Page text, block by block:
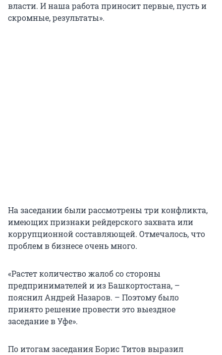
власти. И наша работа приносит первые, пусть и
скромные, результаты».
На заседании были рассмотрены три конфликта,
имеющих признаки рейдерского захвата или
коррупционной составляющей. Отмечалось, что
проблем в бизнесе очень много.
«Растет количество жалоб со стороны
предпринимателей и из Башкортостана, –
пояснил Андрей Назаров. – Поэтому было
принято решение провести это выездное
заседание в Уфе».
По итогам заседания Борис Титов выразил